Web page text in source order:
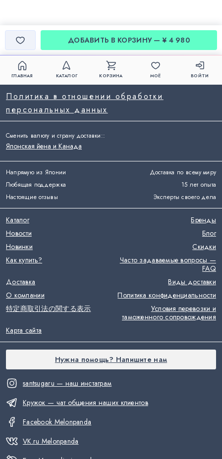
ДОБАВИТЬ В КОРЗИНУ — ¥ 4 980
ГЛАВНАЯ КАТАЛОГ КОРЗИНА МОЁ ВОЙТИ
Напрямую из Японии
Доставка по всему миру
Любящая поддержка
15 лет опыта
Настоящие отзывы
Эксперты своего дела
santsugaru — наш инстаграм
Кружок — чат общения наших клиентов
Facebook Melonpanda
VK.ru Melonpanda
Политика в отношении обработки
персональных данных
Каталог
Бренды
Новости
Блог
Новинки
Скидки
Как купить?
Часто задаваемые вопросы —
FAQ
Доставка
Виды доставки
О компании
Политика конфиденциальности
特定商取引法の関する表示
Условия перевозки и
таможенного сопровождения
Карта сайта
Сменить валюту и страну доставки::
Японская йена и Канада
Нужна помощь? Напишите нам